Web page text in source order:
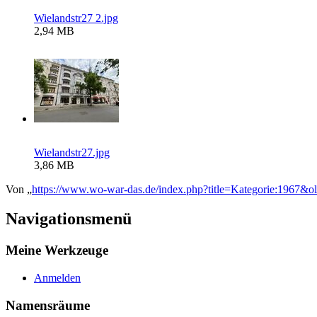
Wielandstr27 2.jpg
2,94 MB
Wielandstr27.jpg
3,86 MB
Von „https://www.wo-war-das.de/
Navigationsmenü
Meine Werkzeuge
Anmelden
Namensräume